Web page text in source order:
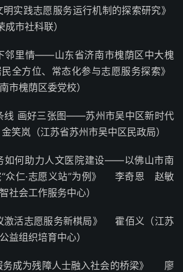
明实践志愿服务运行机制的探索研究》
市社科联）
邻里情——山东省济南市槐荫区中大槐
全方位、常态化参与志愿服务探索》
市槐荫区委党校）
线 画好三张图——苏州市吴中区新时代
岚（江苏省苏州市吴中区民政局）
如何助力人文医院建设——以佛山市南
“众仁·志愿义站”为例》 李奇恩 赵敏
社会工作服务中心）
激活志愿服务新棋局》 霍佰义（江苏
益组织培育中心）
务成为残障人士融入社会的桥梁》 廖